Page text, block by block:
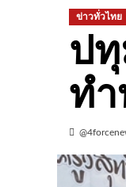
ข่าวทั่วไทย
ป
ท